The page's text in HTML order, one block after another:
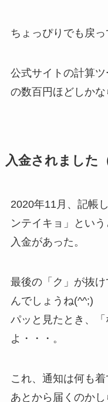
ちょっぴりでも戻っ
公式サイトの計算
の数百円ほどしか
入金されました
2020年11月、記帳
ンテイキョ」という
入金があった。
最後の「ク」が抜
んでしょうね(^^;)
パッと見たとき、
よ・・・。
これ、通知は何も
あとから届くのかし